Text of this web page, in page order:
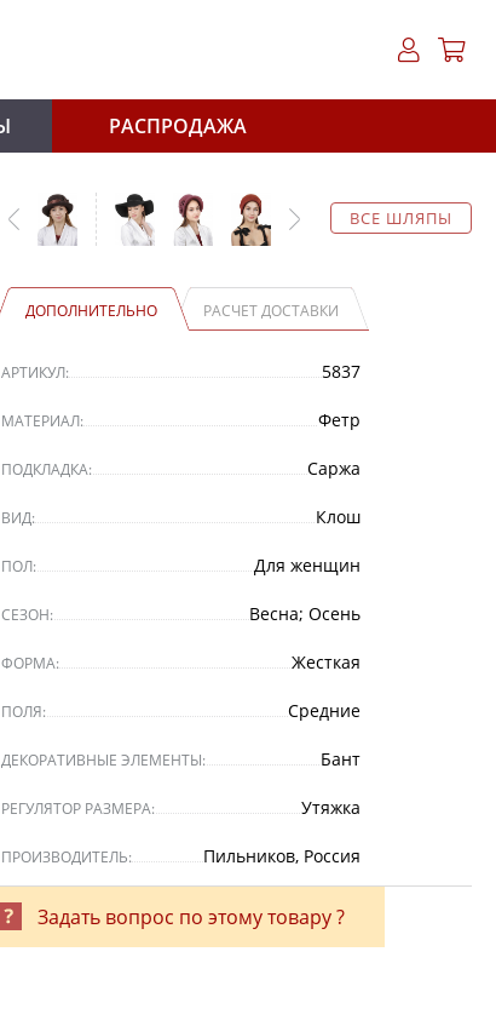
РАСПРОДАЖА
ВСЕ ШЛЯПЫ
ДОПОЛНИТЕЛЬНО РАСЧЕТ ДОСТАВКИ
АРТИКУЛ: 5837
МАТЕРИАЛ: Фетр
ПОДКЛАДКА: Саржа
ВИД: Клош
ПОЛ: Для женщин
СЕЗОН: Весна; Осень
ФОРМА: Жесткая
ПОЛЯ: Средние
ДЕКОРАТИВНЫЕ ЭЛЕМЕНТЫ: Бант
РЕГУЛЯТОР РАЗМЕРА: Утяжка
ПРОИЗВОДИТЕЛЬ: Пильников, Россия
Задать вопрос по этому товару ?